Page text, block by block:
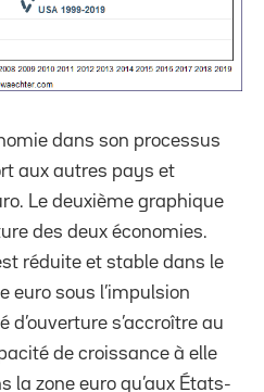
dans son processus
aux autres pays et
Le deuxième graphique
des deux économies.
réduite et stable dans le
euro sous l’impulsion
s’accroître au
de croissance à elle
la zone euro qu’aux États-